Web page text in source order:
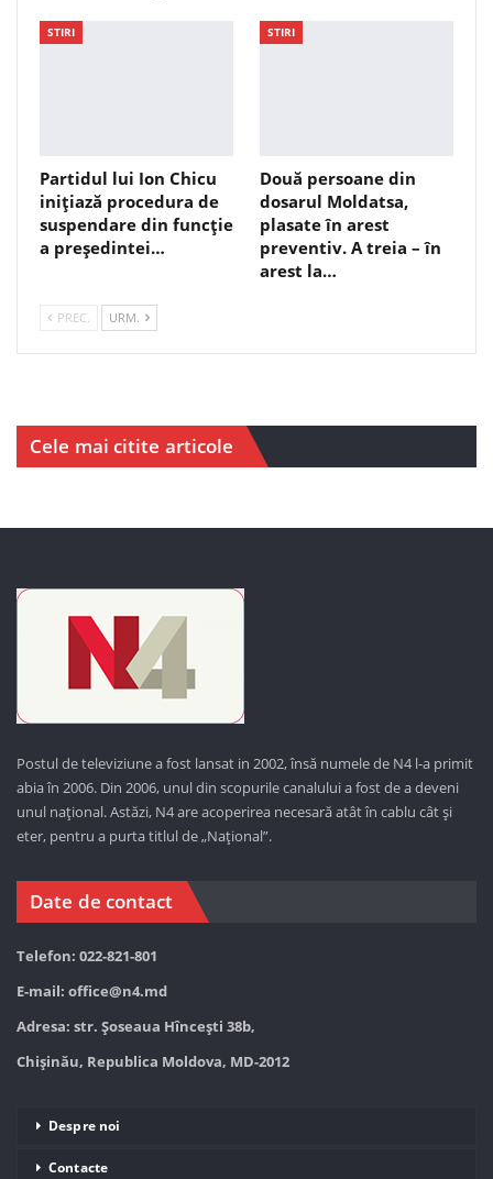
STIRI
Partidul lui Ion Chicu
inițiază procedura de
suspendare din funcție
a președintei…
STIRI
Două persoane din
dosarul Moldatsa,
plasate în arest
preventiv. A treia – în
arest la…
PREC. URM.
Cele mai citite articole
Postul de televiziune a fost lansat in 2002, însă numele de N4 l-a primit
abia în 2006. Din 2006, unul din scopurile canalului a fost de a deveni
unul național. Astăzi, N4 are acoperirea necesară atât în cablu cât și
eter, pentru a purta titlul de „Național”.
Date de contact
Telefon: 022-821-801
E-mail: office@n4.md
Adresa: str. Șoseaua Hînceşti 38b,
Chișinău, Republica Moldova, MD-2012
Despre noi
Contacte